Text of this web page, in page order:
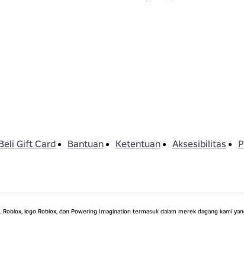
Gift Card Bantuan Ketentuan Aksesibilitas
logo Roblox, dan Powering Imagination termasuk dalam merek dagang kami